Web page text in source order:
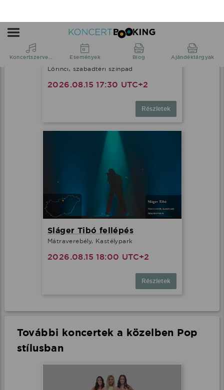
Oláh Gergő fellépés
Lőrinci, szabadtéri színpad
2026.08.15 17:30 UTC+2
Részletek
Sláger Tibó fellépés
Mátraverebély, Kastélypark
2026.08.15 18:00 UTC+2
Részletek
További koncertek a közelben Pop
stílusban